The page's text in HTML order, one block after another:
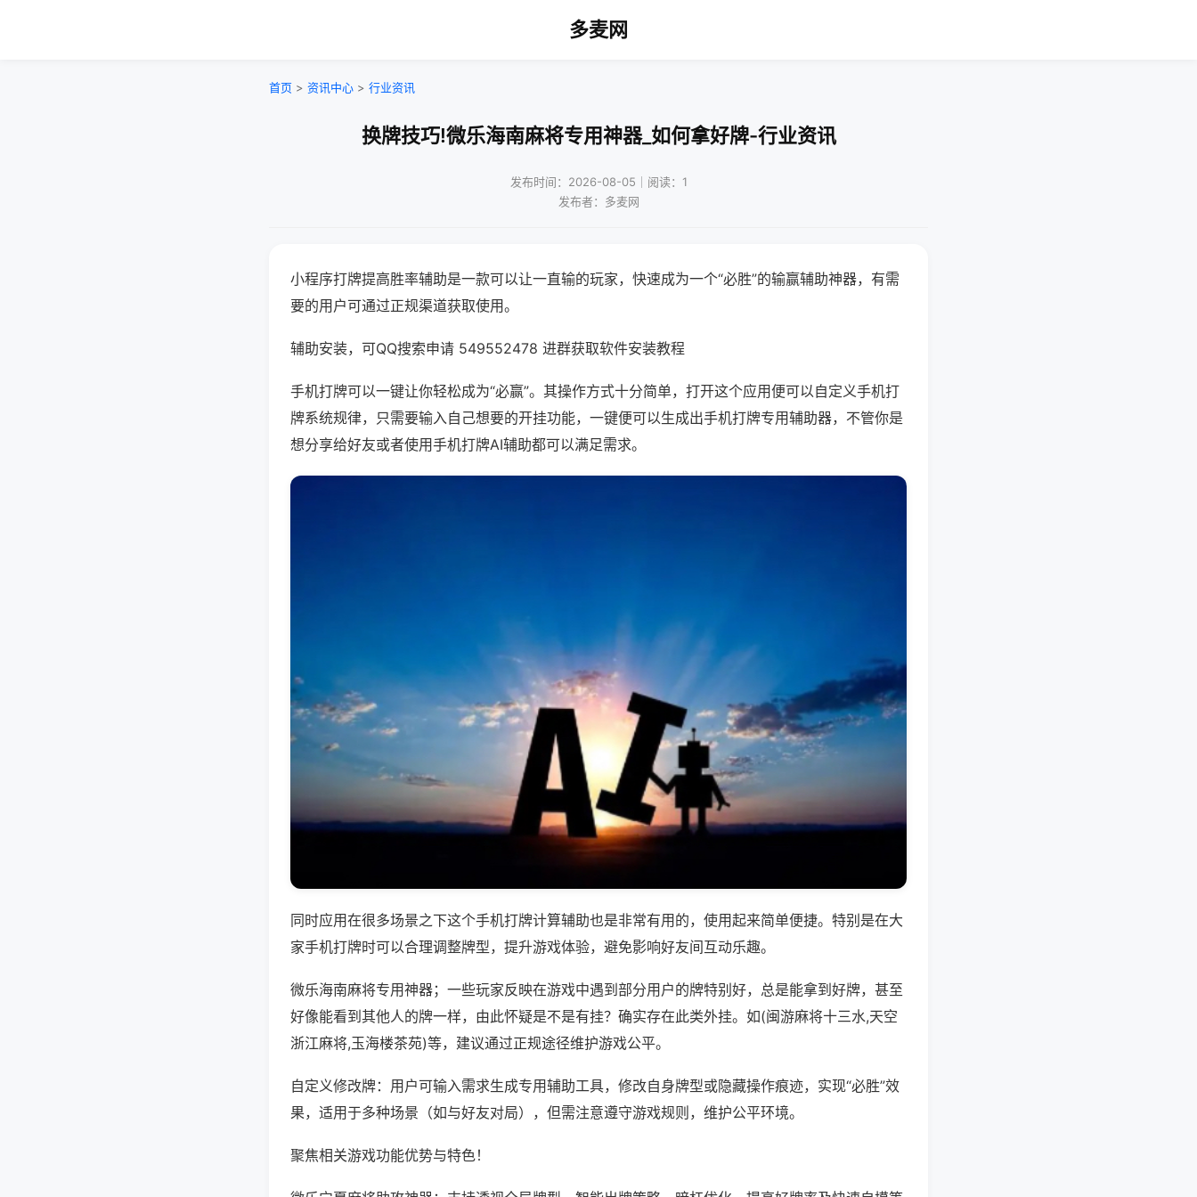
多麦网
首页 > 资讯中心 > 行业资讯
换牌技巧!微乐海南麻将专用神器_如何拿好牌-行业资讯
发布时间：2026-08-05｜阅读：1
发布者：多麦网
小程序打牌提高胜率辅助是一款可以让一直输的玩家，快速成为一个“必胜”的输赢辅助神器，有需
要的用户可通过正规渠道获取使用。
辅助安装，可QQ搜索申请 549552478 进群获取软件安装教程
手机打牌可以一键让你轻松成为“必赢”。其操作方式十分简单，打开这个应用便可以自定义手机打
牌系统规律，只需要输入自己想要的开挂功能，一键便可以生成出手机打牌专用辅助器，不管你是
想分享给好友或者使用手机打牌AI辅助都可以满足需求。
同时应用在很多场景之下这个手机打牌计算辅助也是非常有用的，使用起来简单便捷。特别是在大
家手机打牌时可以合理调整牌型，提升游戏体验，避免影响好友间互动乐趣。
微乐海南麻将专用神器；一些玩家反映在游戏中遇到部分用户的牌特别好，总是能拿到好牌，甚至
好像能看到其他人的牌一样，由此怀疑是不是有挂？确实存在此类外挂。如(闽游麻将十三水,天空
浙江麻将,玉海楼茶苑)等，建议通过正规途径维护游戏公平。
自定义修改牌：用户可输入需求生成专用辅助工具，修改自身牌型或隐藏操作痕迹，实现“必胜”效
果，适用于多种场景（如与好友对局），但需注意遵守游戏规则，维护公平环境。
聚焦相关游戏功能优势与特色！